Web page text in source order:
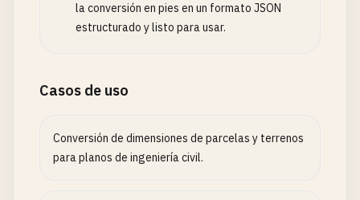
la conversión en pies en un formato JSON
estructurado y listo para usar.
Casos de uso
Conversión de dimensiones de parcelas y terrenos
para planos de ingeniería civil.